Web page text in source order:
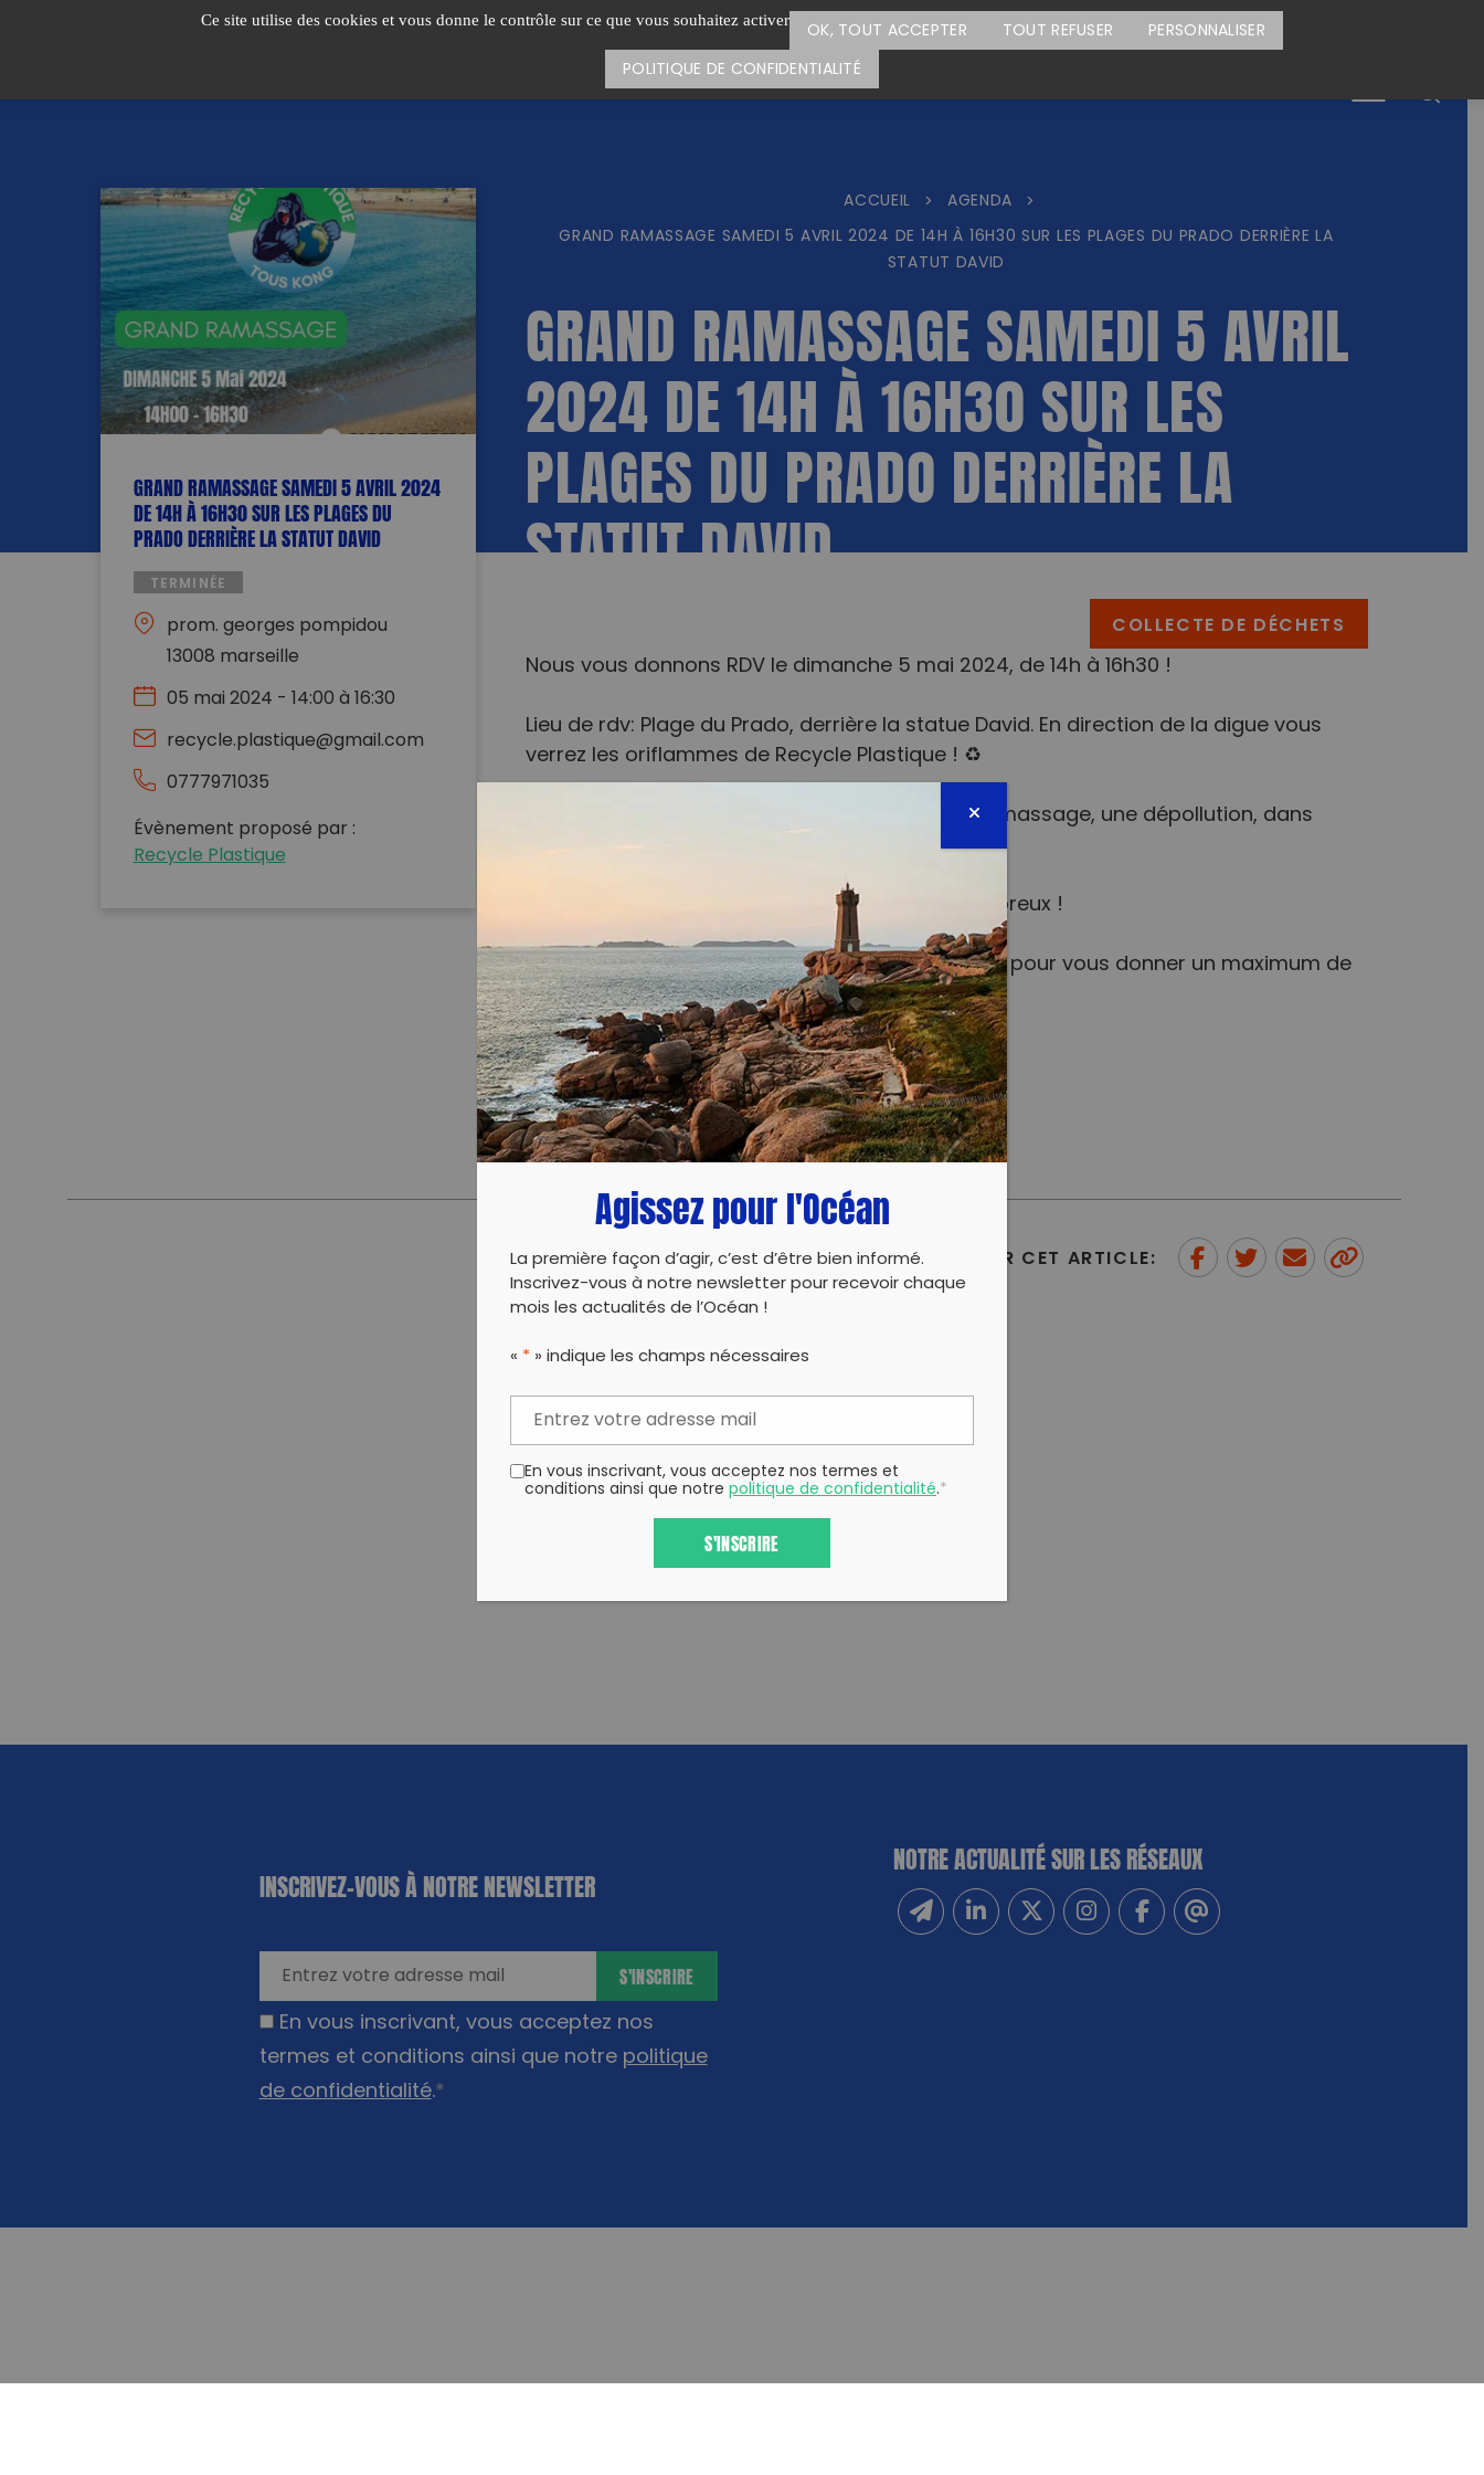
Ce site utilise des cookies et vous donne le contrôle sur ce que vous souhaitez activer OK, TOUT ACCEPTER TOUT REFUSER
PERSONNALISER
POLITIQUE DE CONFIDENTIALITÉ
CARTE DES ACTIONS
ACCUEIL > AGENDA
>
GRAND RAMASSAGE SAMEDI 5 AVRIL 2024 DE 14H À 16H30 SUR LES PLAGES DU PRADO DERRIÈRE LA
STATUT DAVID
GRAND RAMASSAGE SAMEDI 5 AVRIL
2024 DE 14H À 16H30 SUR LES
PLAGES DU PRADO DERRIÈRE LA
STATUT DAVID
COLLECTE DE DÉCHETS
GRAND RAMASSAGE SAMEDI 5 AVRIL 2024
DE 14H À 16H30 SUR LES PLAGES DU
PRADO DERRIÈRE LA STATUT DAVID
TERMINÉE
prom. georges pompidou
13008 marseille
05 mai 2024 - 14:00 à 16:30
recycle.plastique@gmail.com
0777971035
Évènement proposé par :
Recycle Plastique
Nous vous donnons RDV le dimanche 5 mai 2024, de 14h à 16h30 !
Lieu de rdv: Plage du Prado, derrière la statue David. En direction de la digue vous
verrez les oriflammes de Recycle Plastique ! ♻
En collaboration avec nos bénévoles pour un ramassage, une dépollution, dans
notre ville de Marseille.
Tout le monde est le bienvenu, alors venez nombreux !
Le goûter vous sera offert à la fin du ramassage pour vous donner un maximum de
force ! Et une récompense vous sera donnée !
Car si Kong le fait, pourquoi pas Vous ?!
PARTAGER CET ARTICLE:
INSCRIVEZ-VOUS À NOTRE NEWSLETTER
En vous inscrivant, vous acceptez nos
termes et conditions ainsi que notre politique
de confidentialité.*
S'INSCRIRE
NOTRE ACTUALITÉ SUR LES RÉSEAUX
Agissez pour l'Océan
La première façon d’agir, c’est d’être bien informé.
Inscrivez-vous à notre newsletter pour recevoir chaque
mois les actualités de l’Océan !
« * » indique les champs nécessaires
En vous inscrivant, vous acceptez nos termes et
conditions ainsi que notre politique de confidentialité.*
S'INSCRIRE